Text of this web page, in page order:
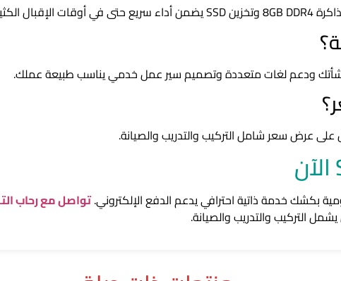
ودعم لغات متعددة وتصميم سير عمل خدمي يناسب طبيعة عملك.
عرض سعر شامل التركيب والتدريب والصيانة.
بكشك خدمة ذاتية احترافي يدعم الدفع الإلكتروني.تواصل مع رحاب